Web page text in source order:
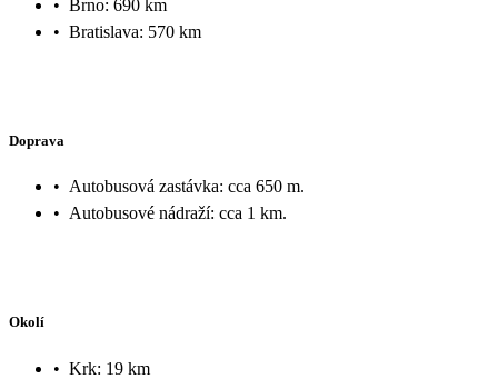
• Brno: 690 km
• Bratislava: 570 km
Doprava
• Autobusová zastávka: cca 650 m.
• Autobusové nádraží: cca 1 km.
Okolí
• Krk: 19 km